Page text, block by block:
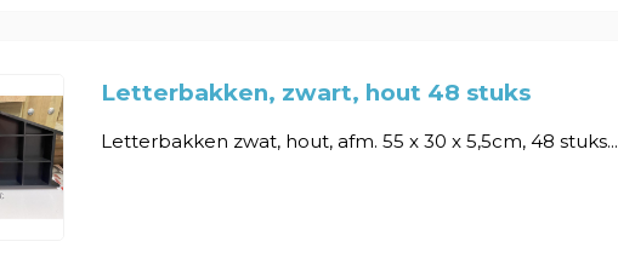
Letterbakken, zwart, hout 48 stuks
Letterbakken zwat, hout, afm. 55 x 30 x 5,5cm, 48 stuks...